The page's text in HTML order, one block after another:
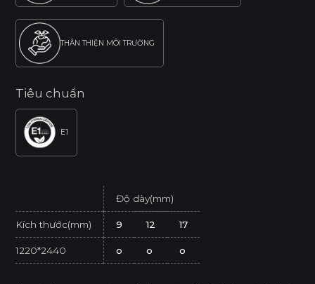
THÂN THIỆN MÔI TRƯỜNG
Tiêu chuẩn
E1
Độ dày(mm)
Kích thước(mm) 9 12 17
1220*2440 o o o